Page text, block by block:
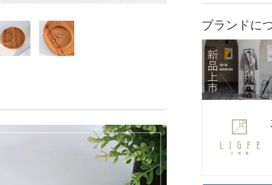
ブランドに